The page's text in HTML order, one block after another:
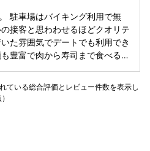
…と言う感じでした お値段が
カルパッチョが無く残念に思い
がトマトスープだけ⤵︎ こちらも
しょっぱい物もあり 期待して
た。 食事をとる際の並び方、お
せんでした。 サラダの品数に
です。 あくまで個人
キングでした😊
ている総合評価とレビュー件数を表示し